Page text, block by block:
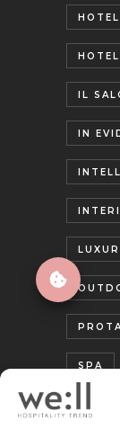
IL
IN
SPA